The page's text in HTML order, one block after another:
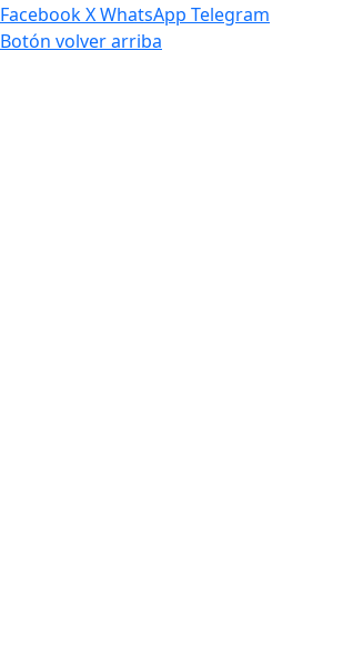
FacebookXWhatsApp Telegram
Botón volver arriba